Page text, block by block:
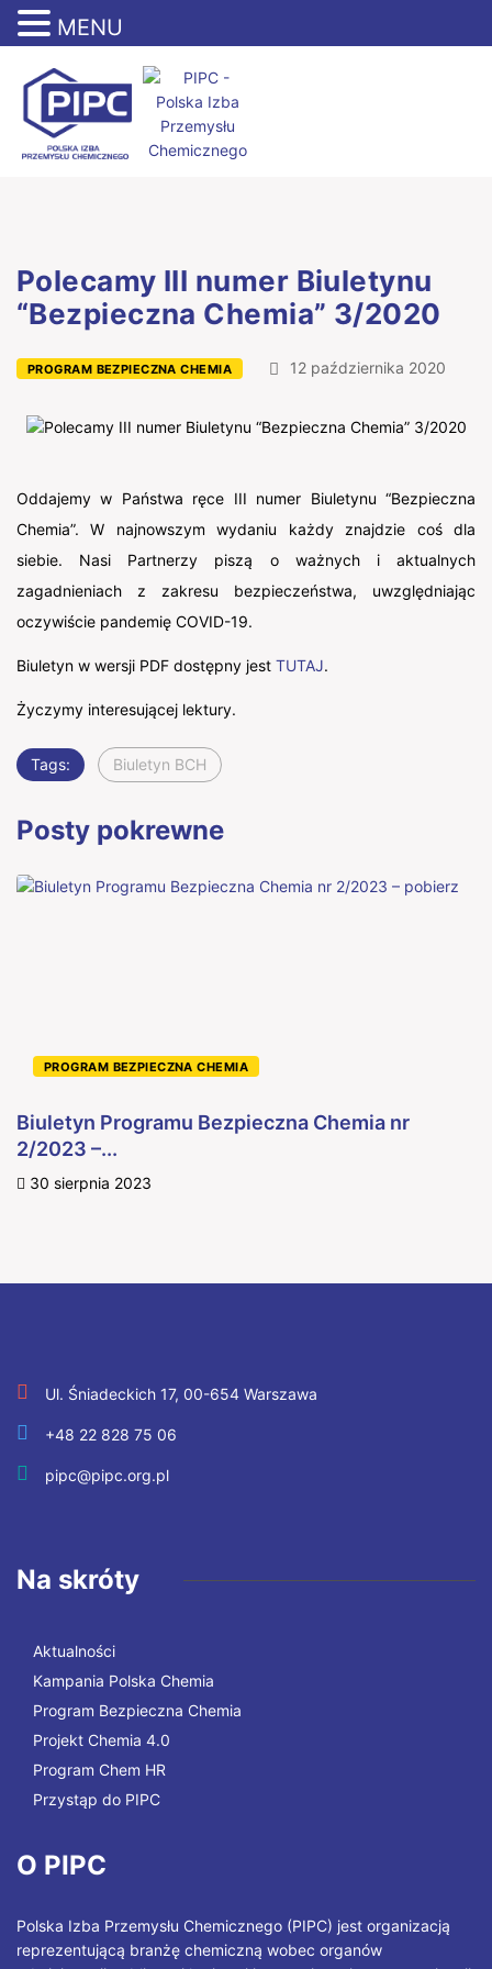
Polecamy III numer Biuletynu
“Bezpieczna Chemia” 3/2020
PROGRAM BEZPIECZNA CHEMIA 12 października 2020
Oddajemy w Państwa ręce III numer Biuletynu “Bezpieczna
Chemia”. W najnowszym wydaniu każdy znajdzie coś dla
siebie. Nasi Partnerzy piszą o ważnych i aktualnych
zagadnieniach z zakresu bezpieczeństwa, uwzględniając
oczywiście pandemię COVID-19.
Biuletyn w wersji PDF dostępny jest TUTAJ.
Życzymy interesującej lektury.
Tags: Biuletyn BCH
Posty pokrewne
PROGRAM BEZPIECZNA CHEMIA
Biuletyn Programu Bezpieczna Chemia nr
2/2023 –...
30 sierpnia 2023
Ul. Śniadeckich 17, 00-654 Warszawa
+48 22 828 75 06
pipc@pipc.org.pl
Na skróty
Aktualności
Kampania Polska Chemia
Program Bezpieczna Chemia
Projekt Chemia 4.0
Program Chem HR
Przystąp do PIPC
O PIPC
Polska Izba Przemysłu Chemicznego (PIPC) jest organizacją
reprezentującą branżę chemiczną wobec organów
MENU